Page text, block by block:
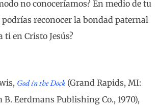
no conoceríamos? En medio de tu
podrías reconocer la bondad paternal
ti en Cristo Jesús?
God in the Dock (Grand Rapids, MI:
Eerdmans Publishing Co., 1970),